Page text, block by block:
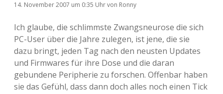
14. November 2007 um 0:35 Uhrvon Ronny
Ich glaube, die schlimmste Zwangsneurose die sich
PC-User über die Jahre zulegen, ist jene, die sie
dazu bringt, jeden Tag nach den neusten Updates
und Firmwares für ihre Dose und die daran
gebundene Peripherie zu forschen. Offenbar haben
sie das Gefühl, dass dann doch alles noch einen Tick